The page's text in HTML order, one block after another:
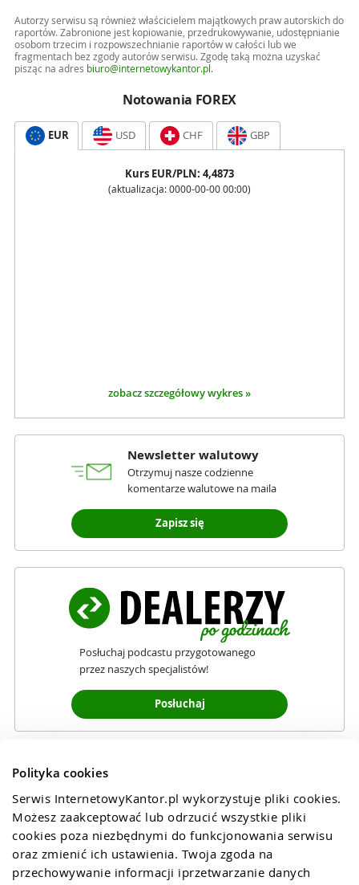
Polityka cookies
Serwis InternetowyKantor.pl wykorzystuje pliki cookies.
Możesz zaakceptować lub odrzucić wszystkie pliki
cookies poza niezbędnymi do funkcjonowania serwisu
oraz zmienić ich ustawienia. Twoja zgoda na
przechowywanie informacji iprzetwarzanie danych
Autorzy serwisu są również właścicielem majątkowych praw autorskich do
raportów. Zabronione jest kopiowanie, przedrukowywanie, udostępnianie
osobom trzecim i rozpowszechnianie raportów w całości lub we
fragmentach bez zgody autorów serwisu. Zgodę taką można uzyskać
pisząc na adres biuro@internetowykantor.pl .
Notowania FOREX
EUR USD CHF GBP
Kurs EUR/PLN: 4,4873
(aktualizacja: 0000-00-00 00:00)
zobacz szczegółowy wykres »
Newsletter walutowy
Otrzymuj nasze codzienne
komentarze walutowe na maila
Zapisz się
Posłuchaj podcastu przygotowanego
przez naszych specjalistów!
Posłuchaj